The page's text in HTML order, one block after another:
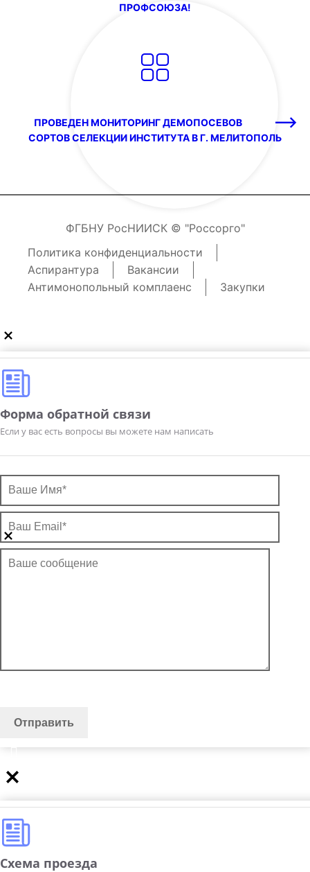
ПРОФСОЮЗА!
ПРОВЕДЕН МОНИТОРИНГ ДЕМОПОСЕВОВ
СОРТОВ СЕЛЕКЦИИ ИНСТИТУТА В Г. МЕЛИТОПОЛЬ
ФГБНУ РосНИИСК © "Россорго"
Политика конфиденциальности
Аспирантура
Вакансии
Антимонопольный комплаенс
Закупки
Форма обратной связи
Если у вас есть вопросы вы можете нам написать
Схема проезда